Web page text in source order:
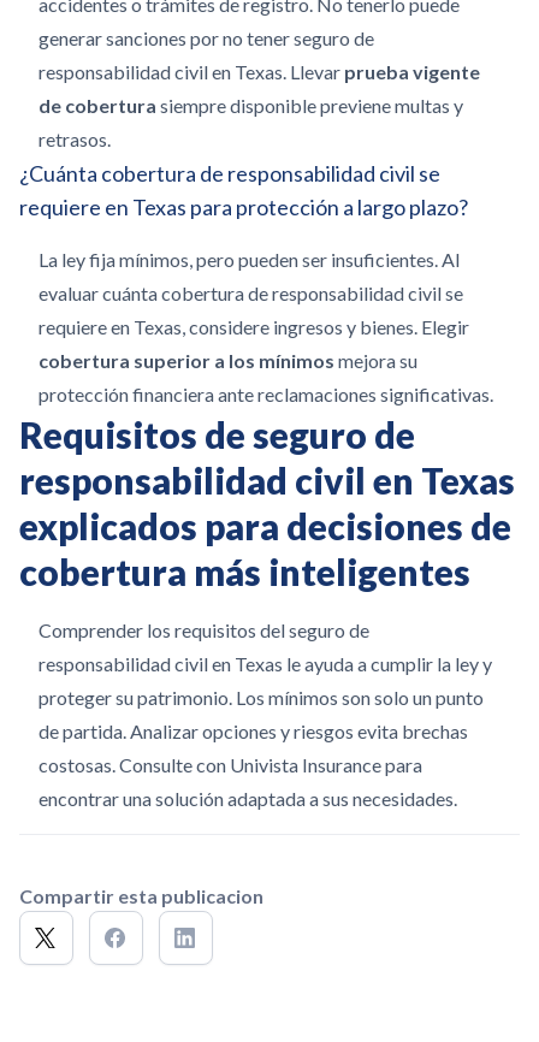
generar sanciones por no tener seguro de
responsabilidad civil en Texas. Llevar prueba vigente
de cobertura siempre disponible previene multas y
retrasos.
¿Cuánta cobertura de responsabilidad civil se
requiere en Texas para protección a largo plazo?
La ley fija mínimos, pero pueden ser insuficientes. Al
evaluar cuánta cobertura de responsabilidad civil se
requiere en Texas, considere ingresos y bienes. Elegir
cobertura superior a los mínimos mejora su
protección financiera ante reclamaciones significativas.
Requisitos de seguro de
responsabilidad civil en Texas
explicados para decisiones de
cobertura más inteligentes
Comprender los requisitos del seguro de
responsabilidad civil en Texas le ayuda a cumplir la ley y
proteger su patrimonio. Los mínimos son solo un punto
de partida. Analizar opciones y riesgos evita brechas
costosas. Consulte con Univista Insurance para
encontrar una solución adaptada a sus necesidades.
Compartir esta publicacion